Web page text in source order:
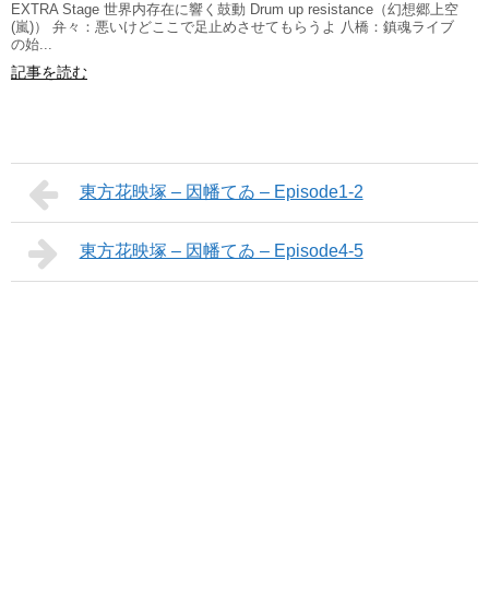
EXTRA Stage 世界内存在に響く鼓動 Drum up resistance（幻想郷上空
(嵐)） 弁々：悪いけどここで足止めさせてもらうよ 八橋：鎮魂ライブ
の始...
記事を読む
東方花映塚 – 因幡てゐ – Episode1-2
東方花映塚 – 因幡てゐ – Episode4-5